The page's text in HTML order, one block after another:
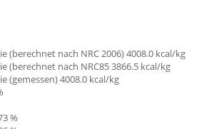
(berechnet nach NRC 2006) 4008.0 kcal/kg
(berechnet nach NRC85 3866.5 kcal/kg
(gemessen) 4008.0 kcal/kg
%